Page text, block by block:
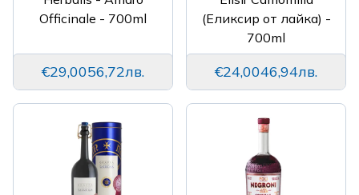
Officinale - 700ml
€29,0056,72лв.
(Еликсир от лайка) -
700ml
€24,0046,94лв.